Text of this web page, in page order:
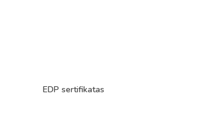
EDP sertifikatas